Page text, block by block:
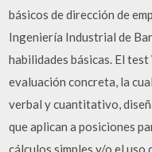
básicos de dirección de
Ingeniería Industrial de
habilidades básicas. El
evaluación concreta, la
verbal y cuantitativo,
que aplican a posiciones
cálculos simples y/o el